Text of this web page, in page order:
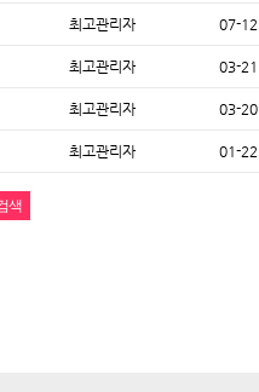
최고관리자 07-12
최고관리자 03-21
최고관리자 03-20
최고관리자 01-22